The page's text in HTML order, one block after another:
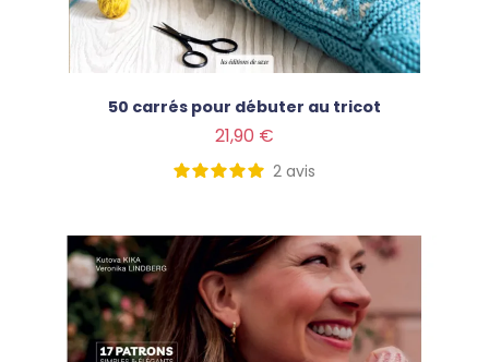
50 carrés pour débuter au tricot
21,90 €
2 avis